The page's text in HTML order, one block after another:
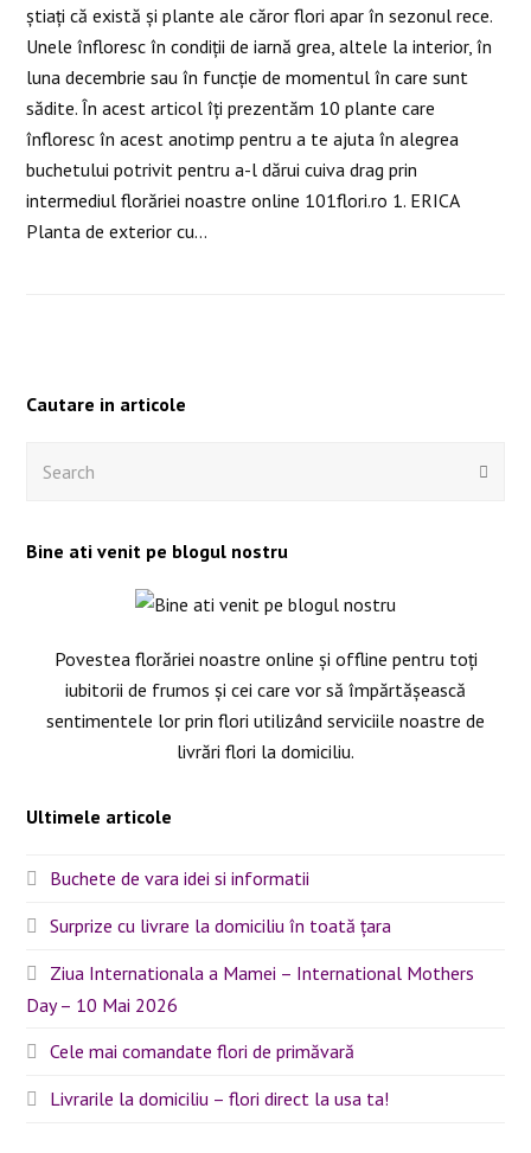
știați că există și plante ale căror flori apar în sezonul rece.
Unele înfloresc în condiții de iarnă grea, altele la interior, în
luna decembrie sau în funcție de momentul în care sunt
sădite. În acest articol îţi prezentăm 10 plante care
înfloresc în acest anotimp pentru a te ajuta în alegrea
buchetului potrivit pentru a-l dărui cuiva drag prin
intermediul florăriei noastre online 101flori.ro 1. ERICA
Planta de exterior cu…
Cautare in articole
Bine ati venit pe blogul nostru
Povestea florăriei noastre online și offline pentru toți
iubitorii de frumos și cei care vor să împărtășească
sentimentele lor prin flori utilizând serviciile noastre de
livrări flori la domiciliu.
Ultimele articole
Buchete de vara idei si informatii
Surprize cu livrare la domiciliu în toată țara
Ziua Internationala a Mamei – International Mothers
Day – 10 Mai 2026
Cele mai comandate flori de primăvară
Livrarile la domiciliu – flori direct la usa ta!